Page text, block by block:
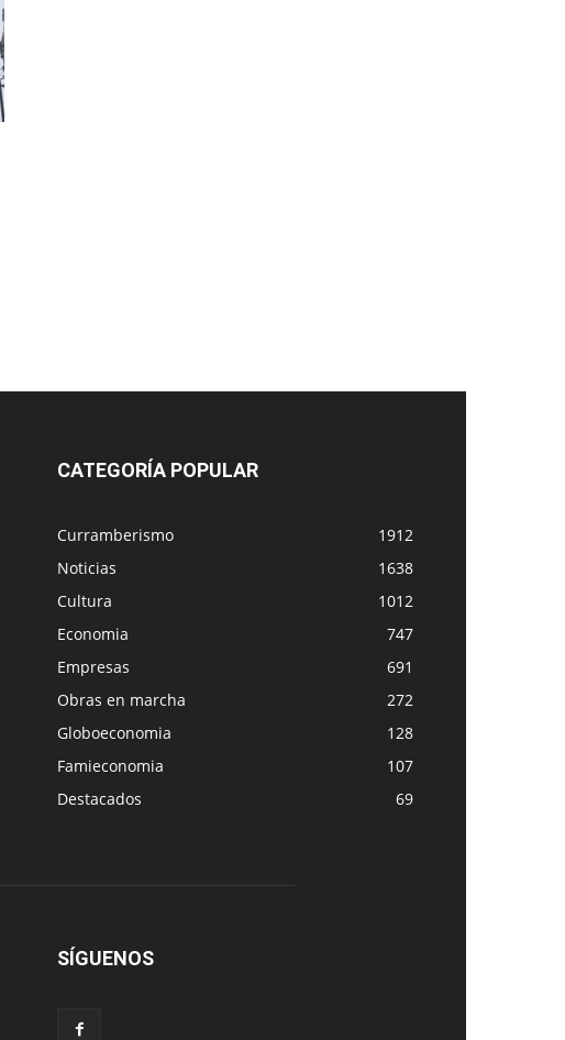
CATEGORÍA POPULAR
Curramberismo
1912
Noticias
1638
Cultura
1012
Economia
747
Empresas
691
Obras en marcha
272
Globoeconomia
128
Famieconomia
107
Destacados
69
SÍGUENOS